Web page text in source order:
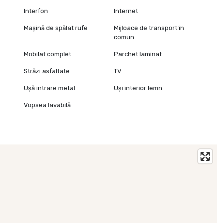
Interfon Internet
Mașină de spălat rufe
Mijloace de transport în
comun
Mobilat complet Parchet laminat
Străzi asfaltate TV
Ușă intrare metal Uși interior lemn
Vopsea lavabilă